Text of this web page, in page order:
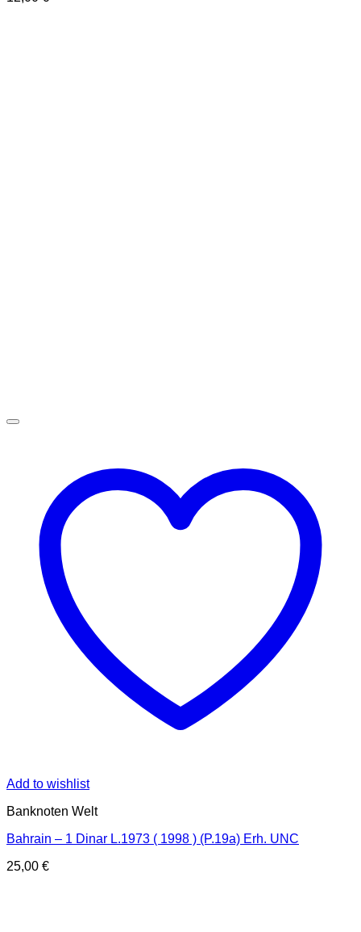
Add to wishlist
Banknoten Welt
Bahrain – 1 Dinar L.1973 ( 1998 ) (P.19a) Erh. UNC
25,00 €